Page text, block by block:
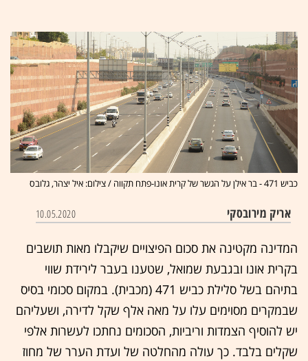
כביש 471 - בר אילן על הגשר של קרית אונו-פתח תקווה / צילום: איל יצהר, גלובס
אריק מירובסקי 10.05.2020
המדינה מקטינה את סכום הפיצויים שיקבלו מאות תושבים
בקרית אונו ובגבעת שמואל, שטענו בעבר לירידת שווי
בתיהם בשל סלילת כביש 471 (מכבית). במקום סכומי בסיס
שבמקרים מסוימים עלו על מאה אלף שקל לדירה, ושעליהם
יש להוסיף הצמדות וריביות, הסכומים נחתכו לעשרות אלפי
שקלים בלבד. כך עולה מהחלטה של ועדת הערר של מחוז